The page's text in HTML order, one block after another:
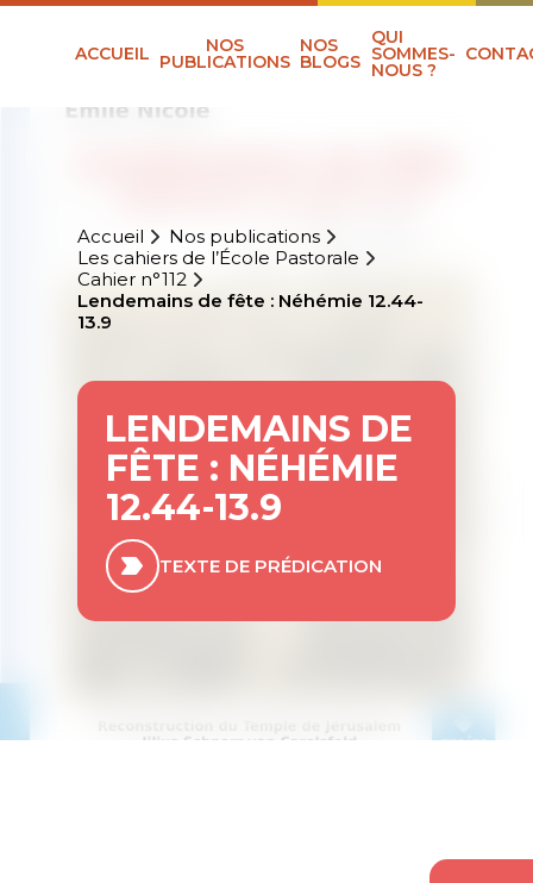
ACCUEIL NOS
PUBLICATIONS
NOS
BLOGS
QUI
SOMMES-
NOUS ?
Accueil
Nos publications
Les cahiers de l’École Pastorale
Cahier n°112
Lendemains de fête : Néhémie 12.44-
13.9
LENDEMAINS DE
FÊTE : NÉHÉMIE
12.44-13.9
TEXTE DE PRÉDICATION